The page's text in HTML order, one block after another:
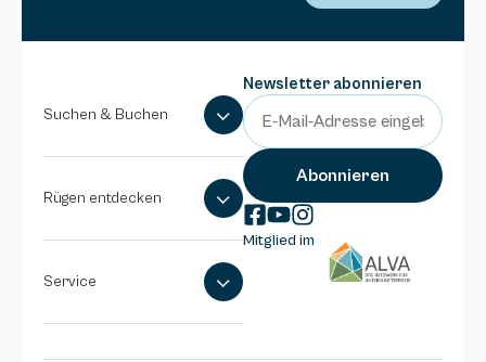
Suchen & Buchen
Rügen entdecken
Service
Newsletter abonnieren
Mitglied im